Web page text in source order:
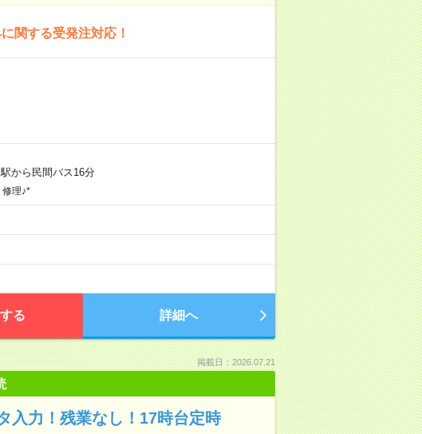
関する受発注対応！
から民間バス16分
理♪*
る 詳細へ
掲載日：2026.07.21
入力！残業なし！17時台定時